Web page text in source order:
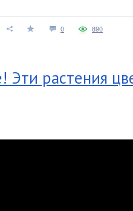
0 890
Эти растения